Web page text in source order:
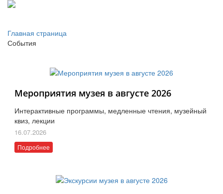
Главная страница
События
Мероприятия музея в августе 2026
Интерактивные программы, медленные чтения, музейный
квиз, лекции
16.07.2026
Подробнее